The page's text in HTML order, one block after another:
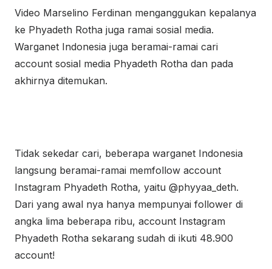
Video Marselino Ferdinan menganggukan kepalanya
ke Phyadeth Rotha juga ramai sosial media.
Warganet Indonesia juga beramai-ramai cari
account sosial media Phyadeth Rotha dan pada
akhirnya ditemukan.
Tidak sekedar cari, beberapa warganet Indonesia
langsung beramai-ramai memfollow account
Instagram Phyadeth Rotha, yaitu @phyyaa_deth.
Dari yang awal nya hanya mempunyai follower di
angka lima beberapa ribu, account Instagram
Phyadeth Rotha sekarang sudah di ikuti 48.900
account!